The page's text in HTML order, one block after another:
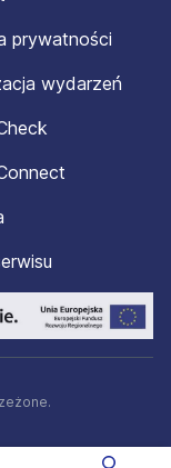
prywatności
wydarzeń